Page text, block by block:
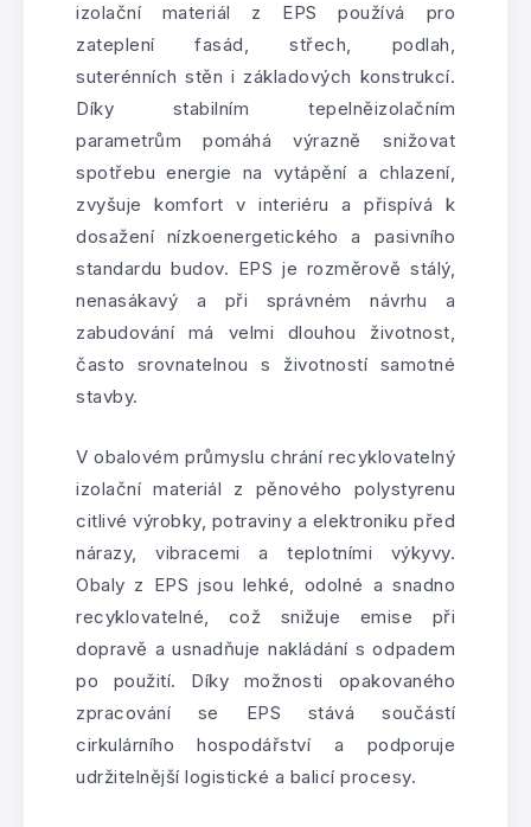
izolační materiál z EPS používá pro
zateplení fasád, střech, podlah,
suterénních stěn i základových konstrukcí.
Díky stabilním tepelněizolačním
parametrům pomáhá výrazně snižovat
spotřebu energie na vytápění a chlazení,
zvyšuje komfort v interiéru a přispívá k
dosažení nízkoenergetického a pasivního
standardu budov. EPS je rozměrově stálý,
nenasákavý a při správném návrhu a
zabudování má velmi dlouhou životnost,
často srovnatelnou s životností samotné
stavby.
V obalovém průmyslu chrání recyklovatelný
izolační materiál z pěnového polystyrenu
citlivé výrobky, potraviny a elektroniku před
nárazy, vibracemi a teplotními výkyvy.
Obaly z EPS jsou lehké, odolné a snadno
recyklovatelné, což snižuje emise při
dopravě a usnadňuje nakládání s odpadem
po použití. Díky možnosti opakovaného
zpracování se EPS stává součástí
cirkulárního hospodářství a podporuje
udržitelnější logistické a balicí procesy.